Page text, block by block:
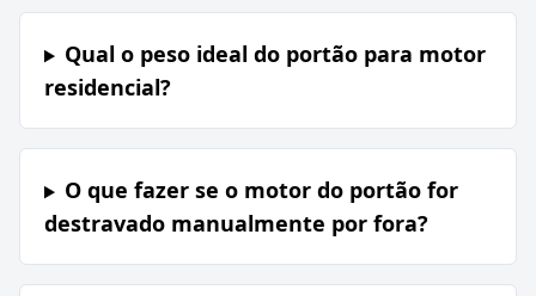
Qual o peso ideal do portão para motor
residencial?
O que fazer se o motor do portão for
destravado manualmente por fora?